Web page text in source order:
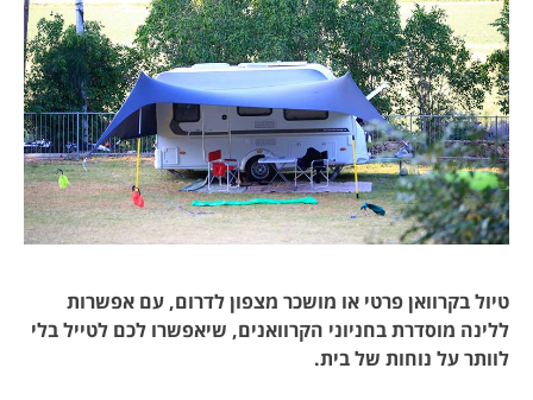
טיול בקרוואן פרטי או מושכר מצפון לדרום, עם אפשרות
ללינה מוסדרת בחניוני הקרוואנים, שיאפשרו לכם לטייל בלי
לוותר על נוחות של בית.